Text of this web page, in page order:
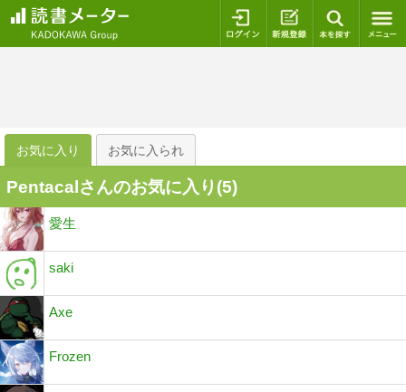
ログイン 新規登録
お気に入り お気に入られ
Pentacalさんのお気に入り(5)
愛生
saki
Axe
Frozen